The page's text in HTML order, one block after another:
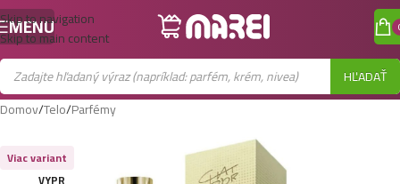
Skip to navigation
Skip to main content
MENU
HĽADAŤ
Domov/Telo/Parfémy
Viac variant